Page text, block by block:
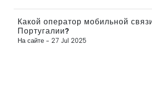
Какой оператор мобильной
Португалии?
На сайте - 27 Jul 2025